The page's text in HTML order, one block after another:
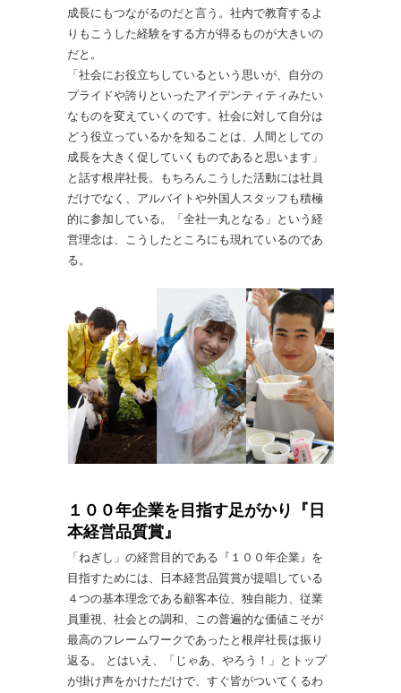
成長にもつながるのだと言う。社内で教育するよ
りもこうした経験をする方が得るものが大きいの
だと。
「社会にお役立ちしているという思いが、自分の
プライドや誇りといったアイデンティティみたい
なものを変えていくのです。社会に対して自分は
どう役立っているかを知ることは、人間としての
成長を大きく促していくものであると思います」
と話す根岸社長。もちろんこうした活動には社員
だけでなく、アルバイトや外国人スタッフも積極
的に参加している。「全社一丸となる」という経
営理念は、こうしたところにも現れているのであ
る。
１００年企業を目指す足がかり『日
本経営品質賞』
「ねぎし」の経営目的である『１００年企業』を
目指すためには、日本経営品質賞が提唱している
４つの基本理念である顧客本位、独自能力、従業
員重視、社会との調和、この普遍的な価値こそが
最高のフレームワークであったと根岸社長は振り
返る。 とはいえ、「じゃあ、やろう！」とトップ
が掛け声をかけただけで、すぐ皆がついてくるわ